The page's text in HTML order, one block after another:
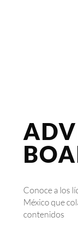
Conoce a los
México que
contenidos